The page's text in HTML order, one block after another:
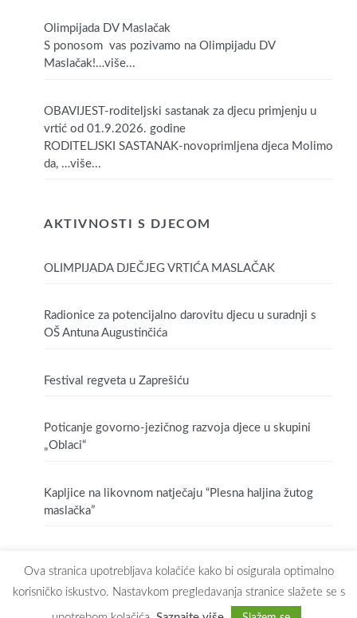
Olimpijada DV Maslačak
S ponosom vas pozivamo na Olimpijadu DV
Maslačak!…više...
OBAVIJEST-roditeljski sastanak za djecu primjenju u
vrtić od 01.9.2026. godine
RODITELJSKI SASTANAK-novoprimljena djeca Molimo
da, …više...
AKTIVNOSTI S DJECOM
OLIMPIJADA DJEČJEG VRTIĆA MASLAČAK
Radionice za potencijalno darovitu djecu u suradnji s
OŠ Antuna Augustinčića
Festival regveta u Zaprešiću
Poticanje govorno-jezičnog razvoja djece u skupini
„Oblaci“
Kapljice na likovnom natječaju “Plesna haljina žutog
maslačka”
Ova stranica upotrebljava kolačiće kako bi osigurala optimalno
korisničko iskustvo. Nastavkom pregledavanja stranice slažete se s